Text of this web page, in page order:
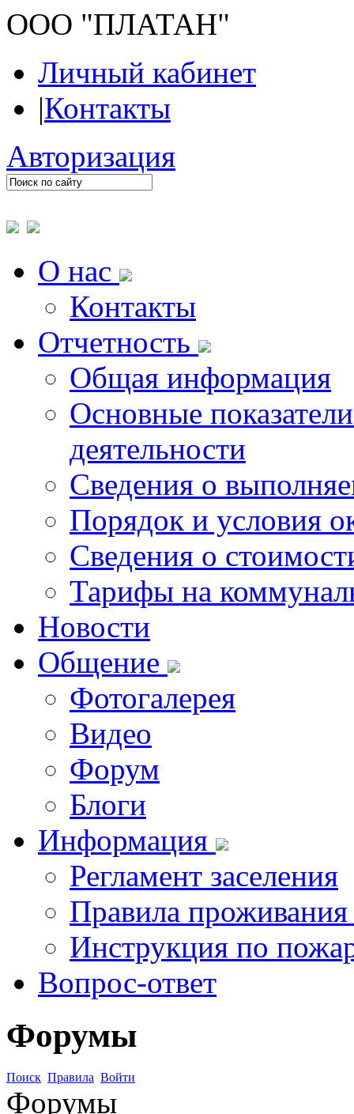
ООО "ПЛАТАН"
Личный кабинет
|Контакты
Авторизация
О нас
Контакты
Отчетность
Общая информация
Основные
деятельности
Сведения о
Порядок и условия
Сведения о
Тарифы на
Новости
Общение
Фотогалерея
Видео
Форум
Блоги
Информация
Регламент заселения
Правила
Инструкция по
Вопрос-ответ
Форумы
Поиск Правила Войти
Форумы